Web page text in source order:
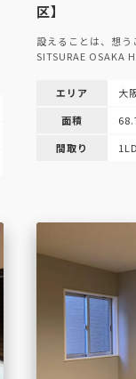
区】
設えることは、想う
SITSURAE
エリア
大
面積
間取り